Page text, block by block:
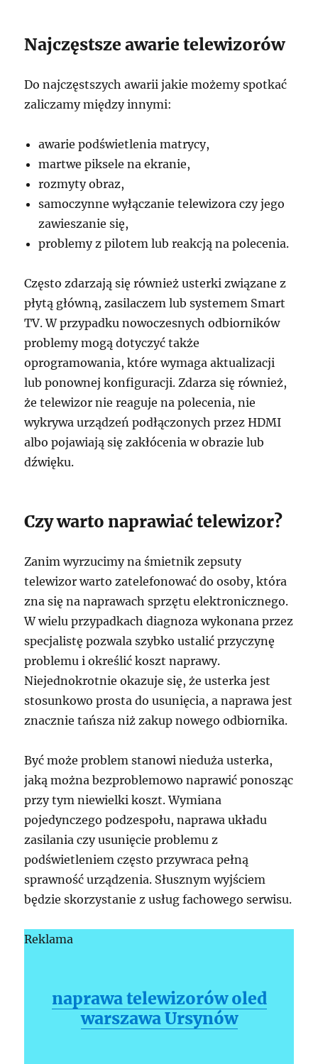
Najczęstsze awarie telewizorów
Do najczęstszych awarii jakie możemy spotkać
zaliczamy między innymi:
awarie podświetlenia matrycy,
martwe piksele na ekranie,
rozmyty obraz,
samoczynne wyłączanie telewizora czy jego
zawieszanie się,
problemy z pilotem lub reakcją na polecenia.
Często zdarzają się również usterki związane z
płytą główną, zasilaczem lub systemem Smart
TV. W przypadku nowoczesnych odbiorników
problemy mogą dotyczyć także
oprogramowania, które wymaga aktualizacji
lub ponownej konfiguracji. Zdarza się również,
że telewizor nie reaguje na polecenia, nie
wykrywa urządzeń podłączonych przez HDMI
albo pojawiają się zakłócenia w obrazie lub
dźwięku.
Czy warto naprawiać telewizor?
Zanim wyrzucimy na śmietnik zepsuty
telewizor warto zatelefonować do osoby, która
zna się na naprawach sprzętu elektronicznego.
W wielu przypadkach diagnoza wykonana przez
specjalistę pozwala szybko ustalić przyczynę
problemu i określić koszt naprawy.
Niejednokrotnie okazuje się, że usterka jest
stosunkowo prosta do usunięcia, a naprawa jest
znacznie tańsza niż zakup nowego odbiornika.
Być może problem stanowi nieduża usterka,
jaką można bezproblemowo naprawić ponosząc
przy tym niewielki koszt. Wymiana
pojedynczego podzespołu, naprawa układu
zasilania czy usunięcie problemu z
podświetleniem często przywraca pełną
sprawność urządzenia. Słusznym wyjściem
będzie skorzystanie z usług fachowego serwisu.
Reklama
naprawa telewizorów oled
warszawa Ursynów